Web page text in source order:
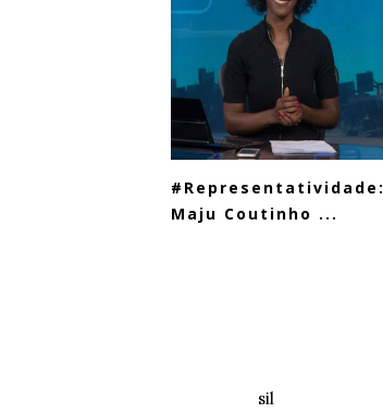
#Representatividade:
Maju Coutinho ...
sil